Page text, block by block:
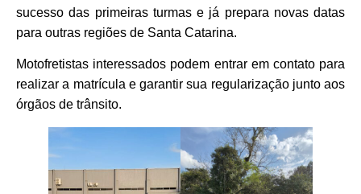
sucesso das primeiras turmas e já prepara novas datas
para outras regiões de Santa Catarina.
Motofretistas interessados podem entrar em contato para
realizar a matrícula e garantir sua regularização junto aos
órgãos de trânsito.